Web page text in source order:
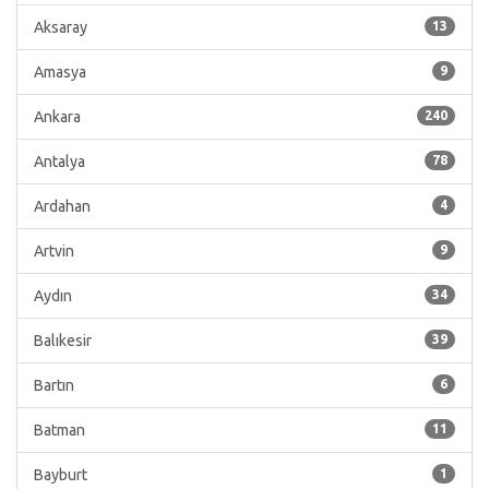
13
Aksaray
9
Amasya
240
Ankara
78
Antalya
4
Ardahan
9
Artvin
34
Aydın
39
Balıkesir
6
Bartın
11
Batman
1
Bayburt